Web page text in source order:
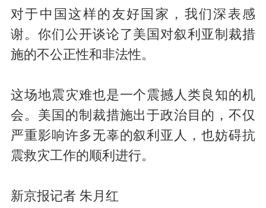
对于中国这样的友好国家，我们深表感
谢。你们公开谈论了美国对叙利亚制裁措
施的不公正性和非法性。
这场地震灾难也是一个震撼人类良知的机
会。美国的制裁措施出于政治目的，不仅
严重影响许多无辜的叙利亚人，也妨碍抗
震救灾工作的顺利进行。
新京报记者 朱月红